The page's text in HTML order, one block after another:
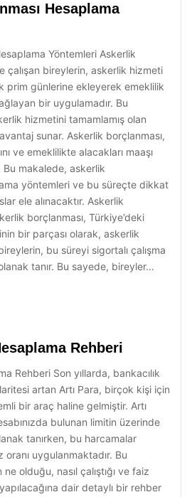
Hesaplama
Yöntemleri Askerlik
çalışan bireylerin, askerlik hizmeti
prim günlerine ekleyerek emeklilik
bir uygulamadır. Bu
hizmetini tamamlamış olan
sunar. Askerlik borçlanması,
ve emeklilikte alacakları maaşı
makalede, askerlik
yöntemleri ve bu süreçte dikkat
ele alınacaktır. Askerlik
borçlanması, Türkiye’deki
bir parçası olarak, askerlik
bu süreyi sigortalı çalışma
tanır. Bu sayede, bireyler…
Rehberi
Rehberi Son yıllarda, bankacılık
artan Artı Para, birçok kişi için
bir araç haline gelmiştir. Artı
bulunan limitin üzerinde
tanırken, bu harcamalar
uygulanmaktadır. Bu
ne olduğu, nasıl çalıştığı ve faiz
dair detaylı bir rehber